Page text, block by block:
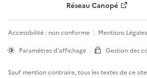
Réseau Canopé
Accessibilité : non conforme Mentions Légales
Paramètres d'affichage
Gestion des
Sauf mention contraire, tous les textes de ce